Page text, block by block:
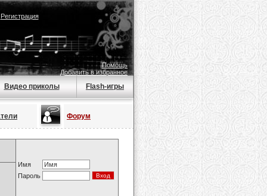
Регистрация
Помощь
Добавить в избранное
Видео приколы Flash-игры
Форум
Имя
Пароль